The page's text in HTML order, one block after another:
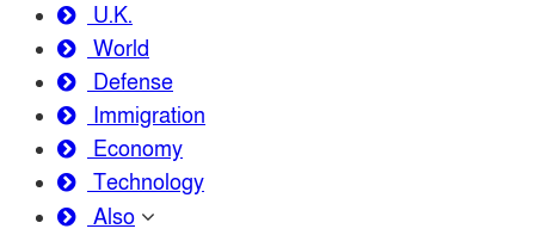
U.K.
World
Defense
Immigration
Economy
Technology
Also